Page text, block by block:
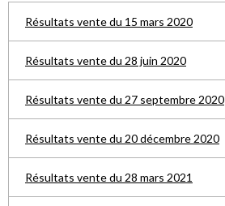
Résultats vente du 15 mars 2020
Résultats vente du 28 juin 2020
Résultats vente du 27 septembre 2020
Résultats vente du 20 décembre 2020
Résultats vente du 28 mars 2021